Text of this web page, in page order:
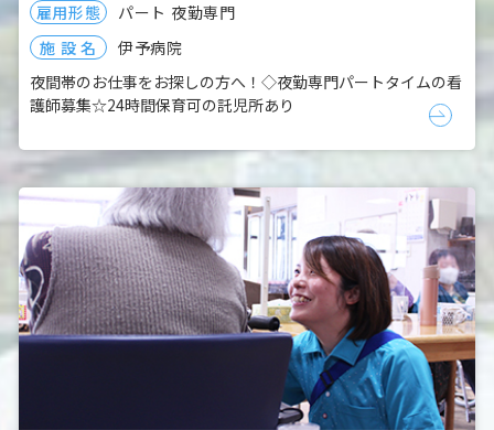
雇用形態 パート 夜勤専門
施 設 名
伊予病院
夜間帯のお仕事をお探しの方へ！◇夜勤専門パートタイムの看
護師募集☆24時間保育可の託児所あり